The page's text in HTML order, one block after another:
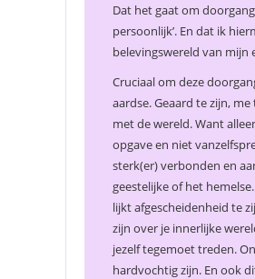
Dat het gaat om
persoonlijk’. En dat ik
belevingswereld van mijn
Cruciaal om deze
aardse. Geaard te zijn,
met de wereld. Want
opgave en niet
sterk(er) verbonden en
geestelijke of het
lijkt afgescheidenheid te
zijn over je innerlijke
jezelf tegemoet treden.
hardvochtig zijn. En ook